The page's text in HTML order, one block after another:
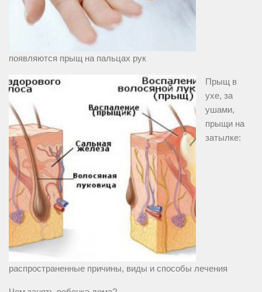
появляются прыщ на пальцах рук
Прыщ в
ухе, за
ушами,
прыщи на
затылке:
распространенные причины, виды и способы лечения